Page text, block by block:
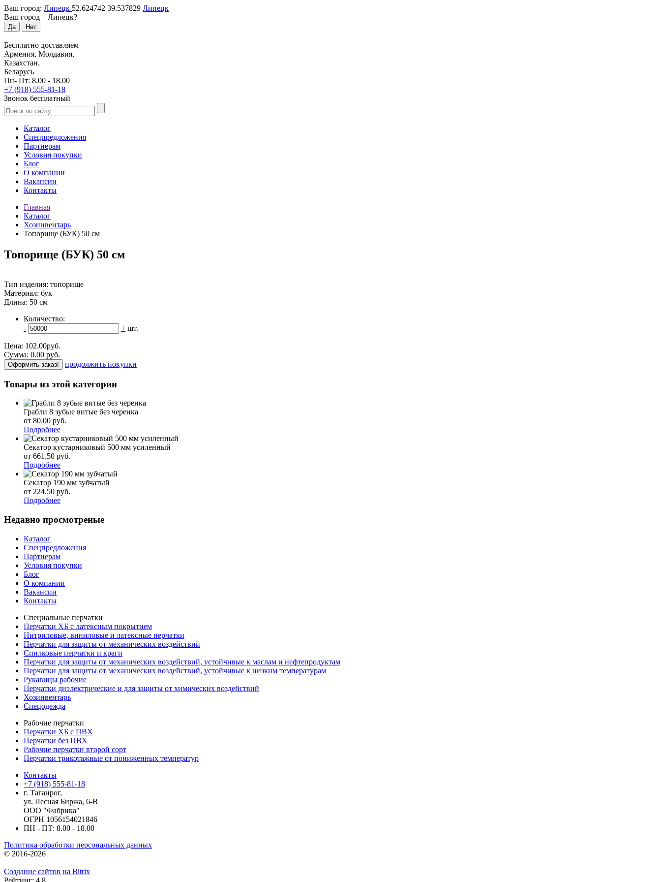
Ваш город: Липецк 52.624742 39.537829 Липецк
Ваш город – Липецк?
Да Нет
Бесплатно доставляем
Армения, Молдавия,
Казахстан,
Беларусь
Пн- Пт: 8.00 - 18.00
+7 (918) 555-81-18
Звонок бесплатный
Каталог
Спецпредложения
Партнерам
Условия покупки
Блог
О компании
Вакансии
Контакты
Главная
Каталог
Хозинвентарь
Топорище (БУК) 50 см
Топорище (БУК) 50 см
Тип изделия: топорище
Материал: бук
Длина: 50 см
Количество:
-
+ шт.
Цена: 102.00руб.
Сумма: 0.00 руб.
Оформить заказ! продолжить покупки
Товары из этой категории
Грабли 8 зубые витые без черенка
от 80.00 руб.
Подробнее
Секатор кустарниковый 500 мм усиленный
от 661.50 руб.
Подробнее
Секатор 190 мм зубчатый
от 224.50 руб.
Подробнее
Недавно просмотреные
Каталог
Спецпредложения
Партнерам
Условия покупки
Блог
О компании
Вакансии
Контакты
Специальные перчатки
Перчатки ХБ с латексным покрытием
Нитриловые, виниловые и латексные перчатки
Перчатки для защиты от механических воздействий
Cпилковые перчатки и краги
Перчатки для защиты от механических воздействий, устойчивые к маслам и нефтепродуктам
Перчатки для защиты от механических воздействий, устойчивые к низким температурам
Рукавицы рабочие
Перчатки диэлектрические и для защиты от химических воздействий
Хозинвентарь
Спецодежда
Рабочие перчатки
Перчатки ХБ с ПВХ
Перчатки без ПВХ
Рабочие перчатки второй сорт
Перчатки трикотажные от пониженных температур
Контакты
+7 (918) 555-81-18
г. Таганрог,
ул. Лесная Биржа, 6-В
ООО "Фабрика"
ОГРН 1056154021846
ПН - ПТ: 8.00 - 18.00
Политика обработки персональных данных
© 2016-2026
Создание сайтов на Bitrix
Рейтинг: 4.8